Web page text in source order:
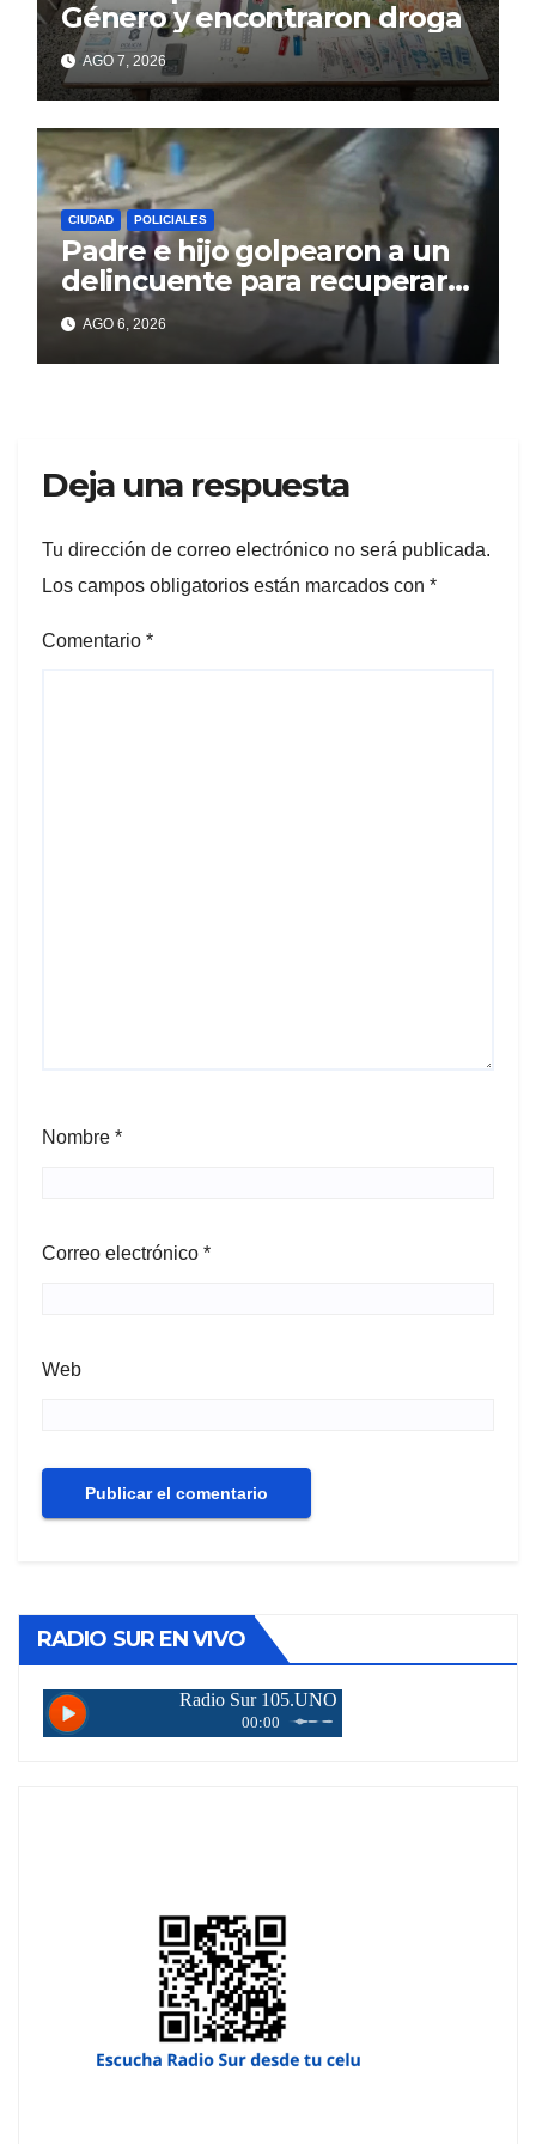
Género y encontraron droga
AGO 7, 2026
CIUDAD POLICIALES
Padre e hijo golpearon a un
delincuente para recuperar
un celular robado en Berisso
AGO 6, 2026
Deja una respuesta
Tu dirección de correo electrónico no será publicada.
Los campos obligatorios están marcados con *
Comentario *
Nombre *
Correo electrónico *
Web
RADIO SUR EN VIVO